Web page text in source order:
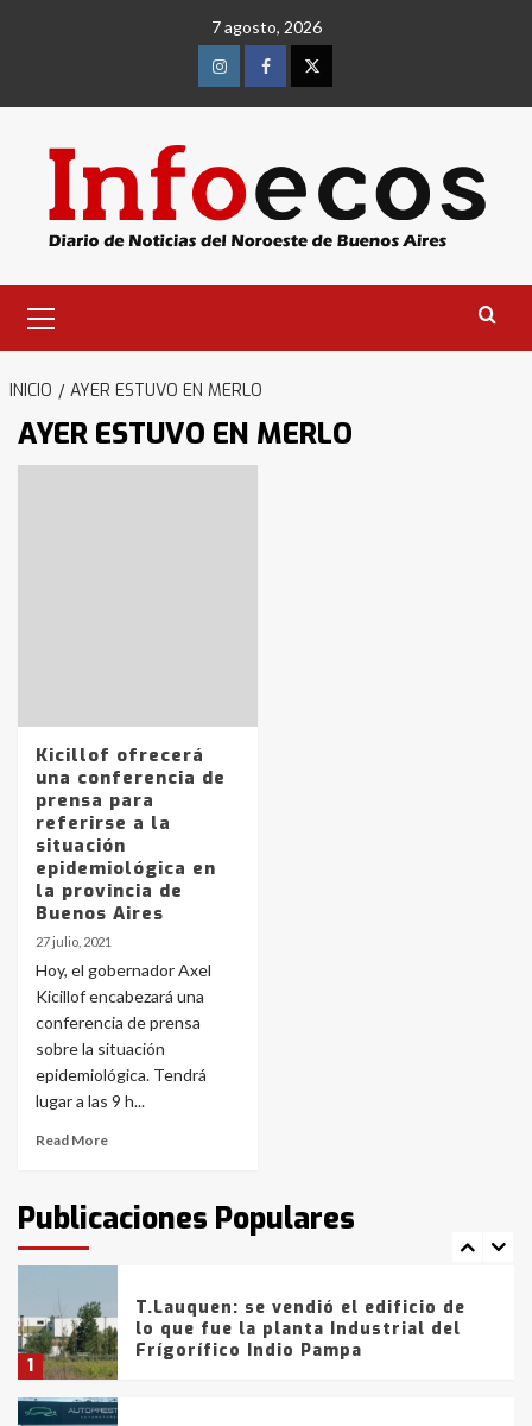
7 agosto, 2026
InstagramFacebookTwitter
primario
INICIO AYER ESTUVO EN MERLO
AYER ESTUVO EN MERLO
Kicillof ofrecerá
una conferencia de
prensa para
referirse a la
situación
epidemiológica en
la provincia de
Buenos Aires
27 julio, 2021
Hoy, el gobernador Axel
Kicillof encabezará una
conferencia de prensa
sobre la situación
epidemiológica. Tendrá
lugar a las 9 h...
Read More
Publicaciones Populares
4
Accidente en Ruta 5: falleció un
joven de Trenque Lauquen
5
Los precios de los combustibles en
6
La Bolsa de Cereales de Bahía
Blanca anticipa que Agosto vendrá
con lluvias y heladas, en gran parte
fueron detenidos por
comercialización de drogas en la
tarde del sábado
1
T.Lauquen: se vendió el edificio de
lo que fue la planta Industrial del
Frígorífico Indio Pampa